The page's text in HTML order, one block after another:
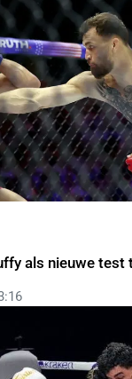
als nieuwe test